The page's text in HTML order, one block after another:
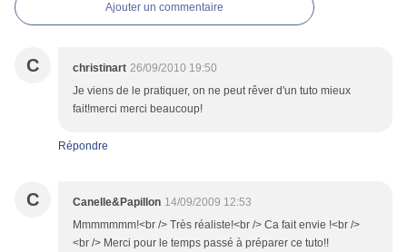
Ajouter un commentaire
C christinart 26/09/2010 19:50
Je viens de le pratiquer, on ne peut rêver d'un tuto mieux
fait!merci merci beaucoup!
Répondre
C Canelle&Papillon 14/09/2009 12:53
Mmmmmmm!<br /> Très réaliste!<br /> Ca fait envie !<br />
<br /> Merci pour le temps passé à préparer ce tuto!!